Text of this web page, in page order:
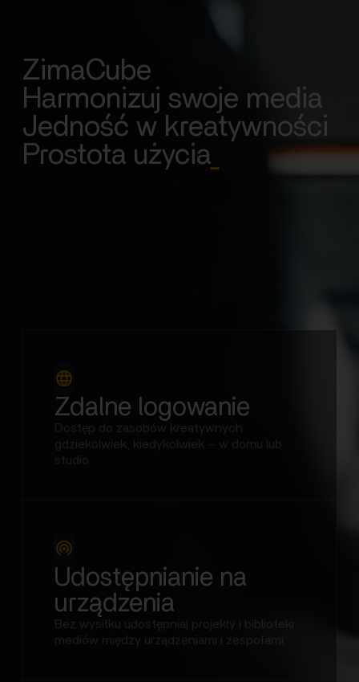
ZimaCube
Harmonizuj swoje media
Jedność w kreatywności
Prostota użycia_
Zdalne logowanie
Dostęp do zasobów kreatywnych
gdziekolwiek, kiedykolwiek - w domu lub
studio.
Udostępnianie na
urządzenia
Bez wysiłku udostępniaj projekty i biblioteki
mediów między urządzeniami i zespołami.